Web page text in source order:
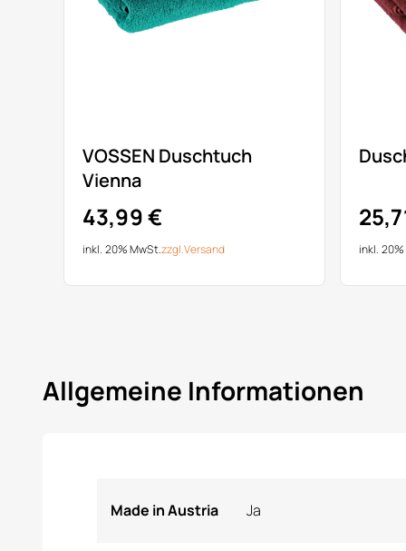
VOSSEN Duschtuch
Vienna
43,99 €
inkl. 20% MwSt.zzgl.Versand inkl.
Allgemeine Informationen
Made in Austria Ja